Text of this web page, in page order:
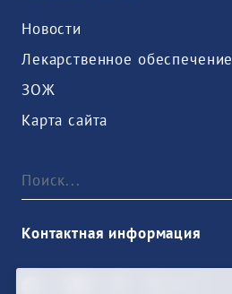
Новости
Лекарственное обеспечение
ЗОЖ
Карта сайта
Контактная информация